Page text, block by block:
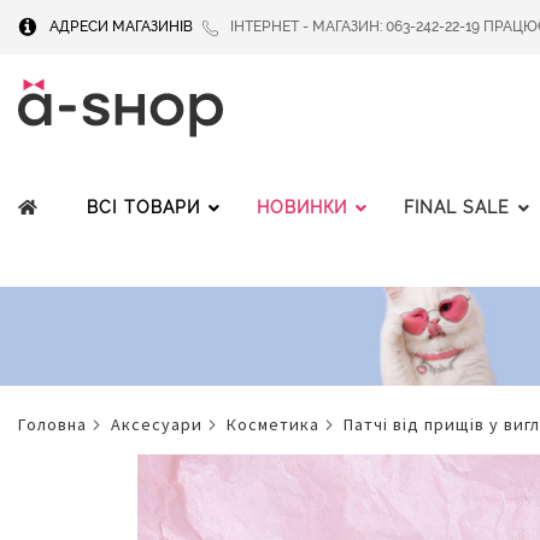
АДРЕСИ МАГАЗИНІВ ІНТЕРНЕТ - МАГАЗИН: 063-242-22-19
ВСІ ТОВАРИ НОВИНКИ FINAL SALE
головна аксесуари косметика патчі від прищів у
Перейти